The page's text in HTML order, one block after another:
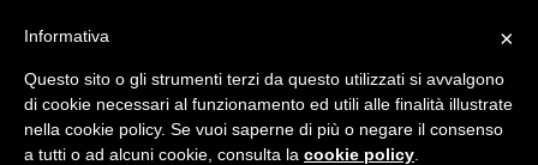
×
Informativa
Questo sito o gli strumenti terzi da questo utilizzati si avvalgono
di cookie necessari al funzionamento ed utili alle finalità illustrate
nella cookie policy. Se vuoi saperne di più o negare il consenso
a tutti o ad alcuni cookie, consulta la cookie policy